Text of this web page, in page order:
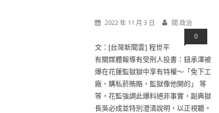
2022 年 11 月 3 日 閱 政治
0
文：[台灣新聞雲] 程世平
有關媒體報導有受刑人投書：鈕承澤被
爆在花蓮監獄獄中享有特權～「免下工
廠、購私菸賄賂，監獄像他開的」 等
等，花監強調此爆料絕非事實，副典獄
長吳必成並特別澄清說明，以正視聽。